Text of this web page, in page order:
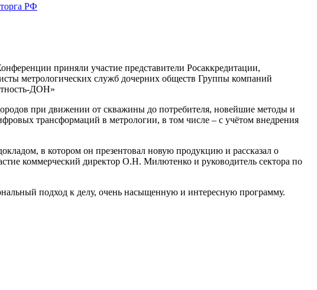
РФ
приняли участие представители Росаккредитации,
служб дочерних обществ Группы компаний
ДОН»
при движении от скважины до потребителя, новейшие методы и
трансформаций в метрологии, в том числе – с учётом внедрения
в котором он презентовал новую продукцию и рассказал о
коммерческий директор О.Н. Милютенко и руководитель сектора по
подход к делу, очень насыщенную и интересную программу.